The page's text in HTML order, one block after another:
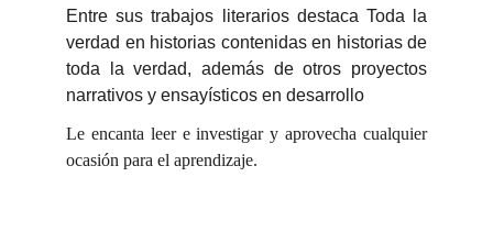
Entre sus trabajos literarios destaca Toda la
verdad en historias contenidas en historias de
toda la verdad, además de otros proyectos
narrativos y ensayísticos en desarrollo
Le encanta leer e investigar y aprovecha cualquier
ocasión para el aprendizaje.